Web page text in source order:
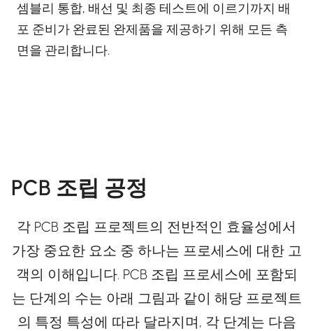
셈블리 통합, 배선 및 최종 테스트에 이르기까지 배
포 준비가 완료된 완제품을 제공하기 위해 모든 측
면을 관리합니다.
PCB 조립 공정
각 PCB 조립 프로젝트의 전반적인 효율성에서
가장 중요한 요소 중 하나는 프로세스에 대한 고
객의 이해입니다. PCB 조립 프로세스에 포함되
는 단계의 수는 아래 그림과 같이 해당 프로젝트
의 특정 특성에 따라 달라지며, 각 단계는 다음